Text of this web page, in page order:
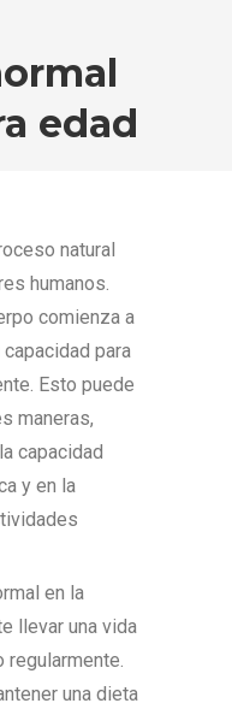
edad
natural
humanos.
comienza a
para
Esto puede
maneras,
capacidad
y en la
en la
llevar una vida
regularmente.
una dieta